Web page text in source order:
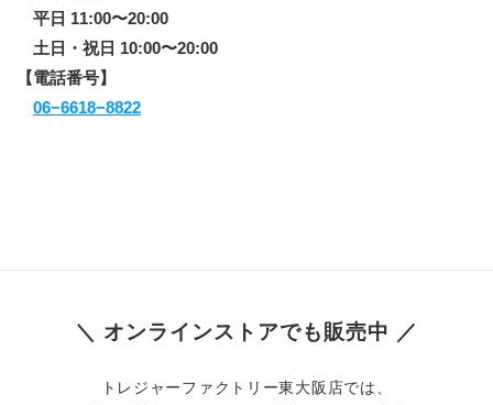
平日 11:00〜20:00
土日・祝日 10:00〜20:00
【電話番号】
06−6618−8822
＼ オンラインストアでも販売中 ／
トレジャーファクトリー東大阪店では、